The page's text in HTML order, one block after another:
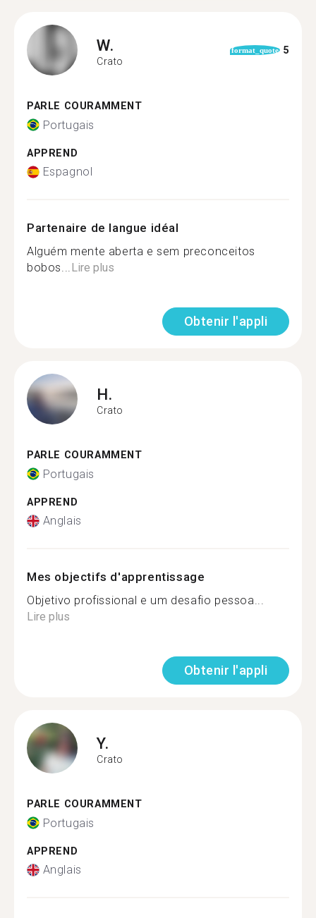
W.
Crato
format_quote 5
PARLE COURAMMENT
Portugais
APPREND
Espagnol
Partenaire de langue idéal
Alguém mente aberta e sem preconceitos
bobos...Lire plus
Obtenir l'appli
H.
Crato
PARLE COURAMMENT
Portugais
APPREND
Anglais
Mes objectifs d'apprentissage
Objetivo profissional e um desafio pessoa...
Lire plus
Obtenir l'appli
Y.
Crato
PARLE COURAMMENT
Portugais
APPREND
Anglais